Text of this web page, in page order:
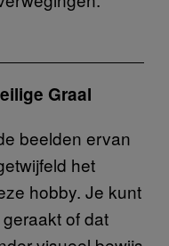
Graal
beelden ervan
het
hobby. Je kunt
of dat